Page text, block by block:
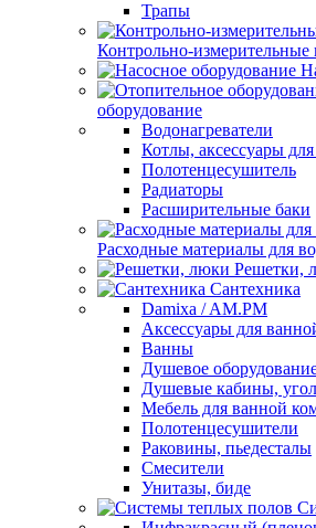
Трапы
Контрольно-
оборудование
Водонагреватели
Котлы, аксессуары для
Полотенцесушитель
Радиаторы
Расширительные баки
Расходные материалы для
Решетки,
Сантехника
Damixa / AM.PM
Аксессуары для
Ванны
Душевое
Душевые кабины,
Мебель для ванной
Полотенцесушители
Раковины, пьедесталы
Смесители
Унитазы, биде